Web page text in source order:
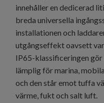
innehåller en dedicerad
breda universella
installationen och
utgångseffekt oavsett
IP65-klassificeringen
lämplig för marina,
och den står emot tuffa
värme, fukt och salt luft.